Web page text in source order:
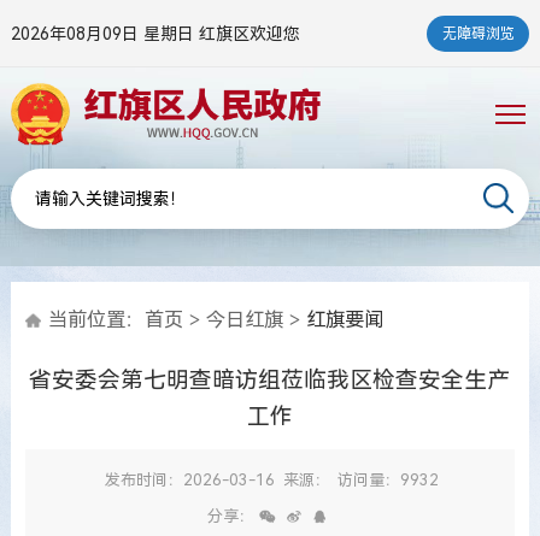
2026年08月09日 星期日 红旗区欢迎您 无障碍浏览
当前位置： 首页 > 今日红旗 > 红旗要闻
省安委会第七明查暗访组莅临我区检查安全生产
工作
发布时间：2026-03-16 来源： 访问量：9932
分享：